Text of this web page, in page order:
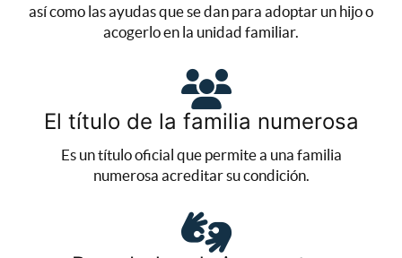
así como las ayudas que se dan para adoptar un hijo o
acogerlo en la unidad familiar.
El título de la familia numerosa
Es un título oficial que permite a una familia
numerosa acreditar su condición.